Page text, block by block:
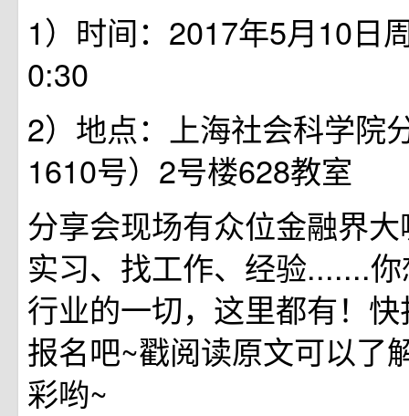
1）时间：2017年5月10日
0:30
2）地点：上海社会科学院
1610号）2号楼628教室
分享会现场有众位金融界
实习、找工作、经验.......
行业的一切，这里都有！
报名吧~戳阅读原文可以了
彩哟~